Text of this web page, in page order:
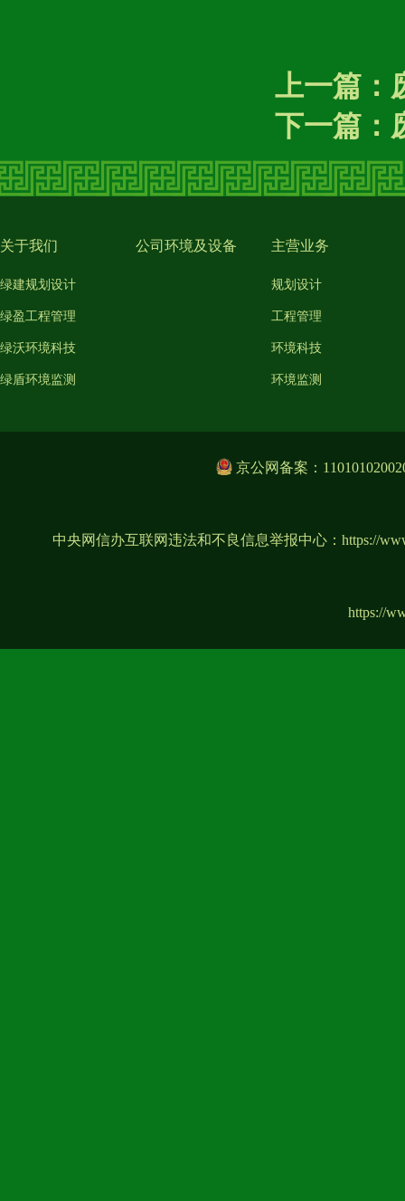
上一篇：
下一篇：
关于我们
绿建规划设计
绿盈工程管理
绿沃环境科技
绿盾环境监测
公司环境及设备 主营业务
规划设计
工程管理
环境科技
环境监测
京公网备案：
中央网信办互联网违法和不良信息举报中心： https://
https://